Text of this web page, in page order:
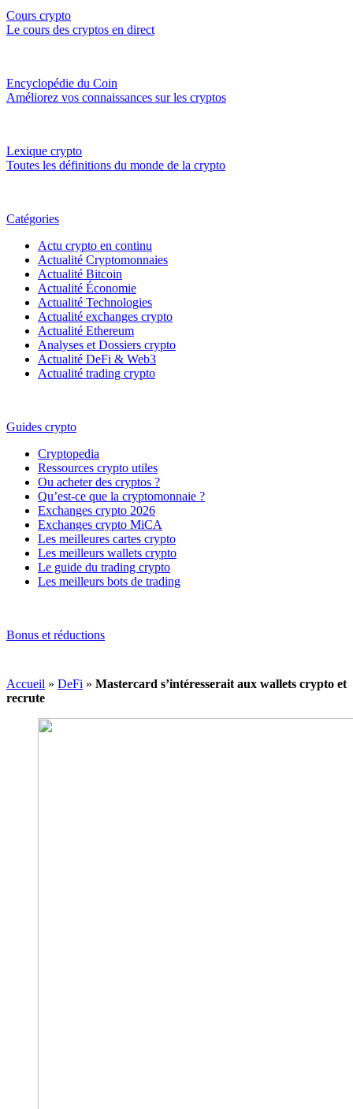
Cours crypto
Le cours des cryptos en direct
Encyclopédie du Coin
Améliorez vos connaissances sur les cryptos
Lexique crypto
Toutes les définitions du monde de la crypto
Catégories
Actu crypto en continu
Actualité Cryptomonnaies
Actualité Bitcoin
Actualité Économie
Actualité Technologies
Actualité exchanges crypto
Actualité Ethereum
Analyses et Dossiers crypto
Actualité DeFi & Web3
Actualité trading crypto
Guides crypto
Cryptopedia
Ressources crypto utiles
Ou acheter des cryptos ?
Qu’est-ce que la cryptomonnaie ?
Exchanges crypto 2026
Exchanges crypto MiCA
Les meilleures cartes crypto
Les meilleurs wallets crypto
Le guide du trading crypto
Les meilleurs bots de trading
Bonus et réductions
Accueil » DeFi » Mastercard s’intéresserait aux wallets crypto et
recrute